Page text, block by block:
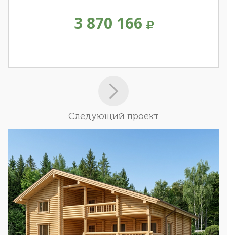
3 870 166
Следующий проект